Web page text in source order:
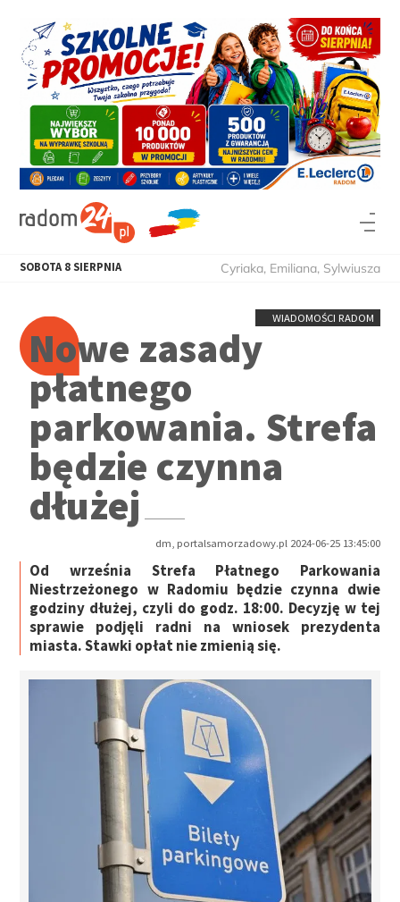
SOBOTA 8 SIERPNIA Cyriaka, Emiliana, Sylwiusza
WIADOMOŚCI RADOM
Nowe zasady
płatnego
parkowania. Strefa
będzie czynna
dłużej
dm, portalsamorzadowy.pl 2024-06-25 13:45:00
Od września Strefa Płatnego Parkowania
Niestrzeżonego w Radomiu będzie czynna dwie
godziny dłużej, czyli do godz. 18:00. Decyzję w tej
sprawie podjęli radni na wniosek prezydenta
miasta. Stawki opłat nie zmienią się.